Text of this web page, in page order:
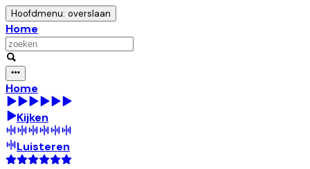
Hoofdmenu: overslaan
Home
Home
Kijken
Luisteren